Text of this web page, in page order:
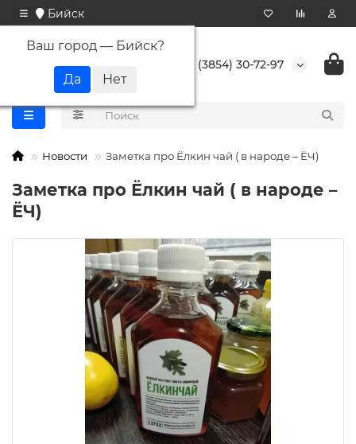
Бийск
Ваш город — Бийск?
+7 (3854) 30-72-97
Новости Заметка про Ёлкин чай ( в народе – ЁЧ)
Заметка про Ёлкин чай ( в народе –
ЁЧ)